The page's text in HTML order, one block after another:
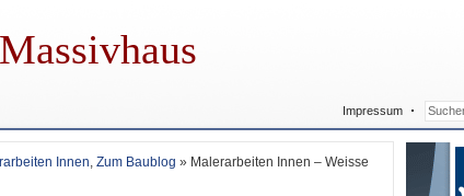
Impressum
Innen, Zum Baublog » Malerarbeiten Innen – Weisse